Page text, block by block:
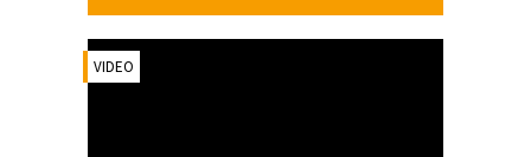
VIDEO